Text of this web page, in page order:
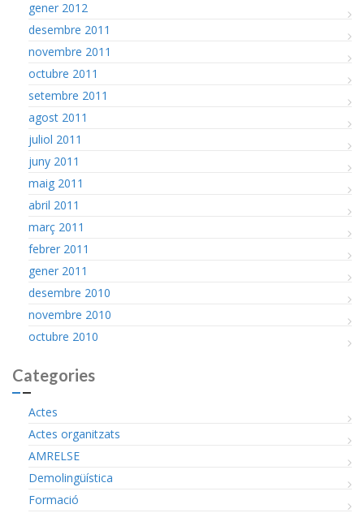
gener 2012
desembre 2011
novembre 2011
octubre 2011
setembre 2011
agost 2011
juliol 2011
juny 2011
maig 2011
abril 2011
març 2011
febrer 2011
gener 2011
desembre 2010
novembre 2010
octubre 2010
Categories
Actes
Actes organitzats
AMRELSE
Demolingüística
Formació